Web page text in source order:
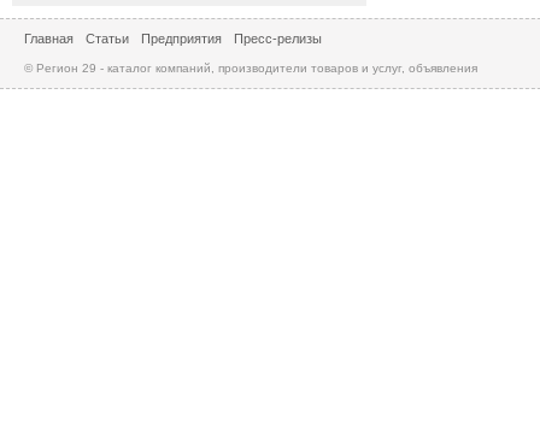
Главная Статьи Предприятия Пресс-релизы
© Регион 29 - каталог компаний, производители товаров и услуг, объявления